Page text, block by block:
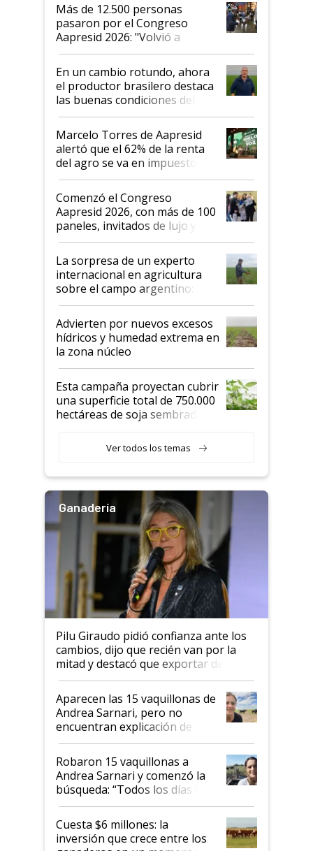
Más de 12.500 personas
pasaron por el Congreso
Aapresid 2026: "Volvió a
demostrar que hablar del
suelo es hablar de todo el
sistema productivo"
En un cambio rotundo, ahora
el productor brasilero destaca
las buenas condiciones del
agro argentino para invertir:
"Los veo más motivados"
Marcelo Torres de Aapresid
alertó que el 62% de la renta
del agro se va en impuestos:
"No es bueno que en
Argentina se sigan discutiendo
las mismas cosas de hace 50
años"
Comenzó el Congreso
Aapresid 2026, con más de 100
paneles, invitados de lujo y
todas las tendencias
La sorpresa de un experto
internacional en agricultura
sobre el campo argentino:
"Estoy muy impresionado"
Advierten por nuevos excesos
hídricos y humedad extrema en
la zona núcleo
Esta campaña proyectan cubrir
una superficie total de 750.000
hectáreas de soja sembradas
variedades que marcan un
salto tecnológico en genética y
Ver todos los temas
Ganadería
Pilu Giraudo pidió confianza ante los
cambios, dijo que recién van por la
mitad y destacó que exportar dejó de
ser "para unos pocos": "Tenemos un
mandato muy claro del gobierno
nacional"
Aparecen las 15 vaquillonas de
Andrea Sarnari, pero no
encuentran explicación de
cómo llegaron allí
Robaron 15 vaquillonas a
Andrea Sarnari y comenzó la
búsqueda: “Todos los días le
toca a algún productor”
Cuesta $6 millones: la
inversión que crece entre los